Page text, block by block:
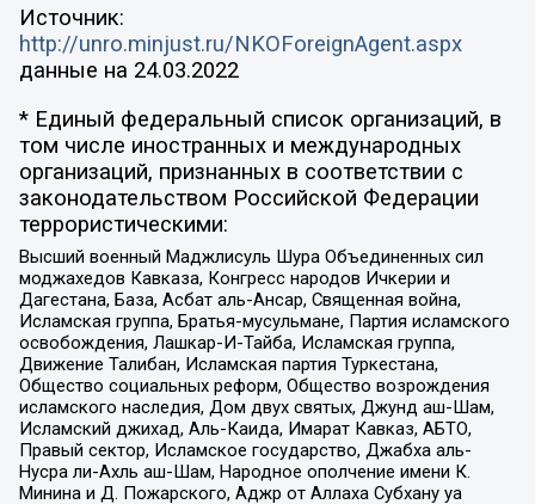
Источник:
http://unro.minjust.ru/NKOForeignAgent.aspx
данные на 24.03.2022
* Единый федеральный список организаций, в
том числе иностранных и международных
организаций, признанных в соответствии с
законодательством Российской Федерации
террористическими:
Высший военный Маджлисуль Шура Объединенных сил
моджахедов Кавказа, Конгресс народов Ичкерии и
Дагестана, База, Асбат аль-Ансар, Священная война,
Исламская группа, Братья-мусульмане, Партия исламского
освобождения, Лашкар-И-Тайба, Исламская группа,
Движение Талибан, Исламская партия Туркестана,
Общество социальных реформ, Общество возрождения
исламского наследия, Дом двух святых, Джунд аш-Шам,
Исламский джихад, Аль-Каида, Имарат Кавказ, АБТО,
Правый сектор, Исламское государство, Джабха аль-
Нусра ли-Ахль аш-Шам, Народное ополчение имени К.
Минина и Д. Пожарского, Аджр от Аллаха Субхану уа